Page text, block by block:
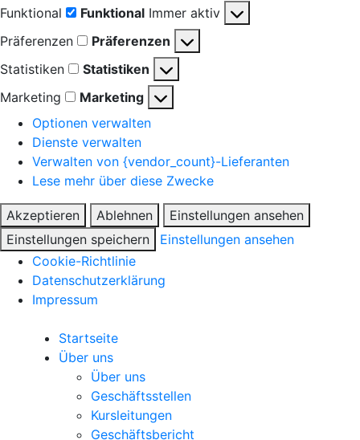
Funktional
Funktional Immer aktiv
Präferenzen
Präferenzen
Statistiken
Statistiken
Marketing
Marketing
Optionen verwalten
Dienste verwalten
Verwalten von {vendor_count}-Lieferanten
Lese mehr über diese Zwecke
Akzeptieren Ablehnen
Einstellungen ansehen
Einstellungen speichern
Einstellungen ansehen
Cookie-Richtlinie
Datenschutzerklärung
Impressum
Startseite
Über uns
Über uns
Geschäftsstellen
Kursleitungen
Geschäftsbericht